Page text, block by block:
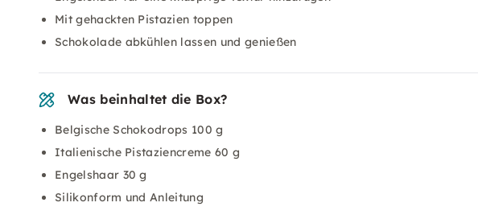
Mit gehackten Pistazien toppen
Schokolade abkühlen lassen und genießen
Was beinhaltet die Box?
Belgische Schokodrops 100 g
Italienische Pistaziencreme 60 g
Engelshaar 30 g
Silikonform und Anleitung